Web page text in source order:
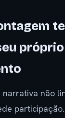
próprio
narrativa não